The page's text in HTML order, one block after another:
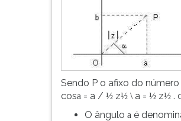
Sendo P o afixo do
cosa = a / ½ z½ \a = ½ z½ .
O ângulo a é